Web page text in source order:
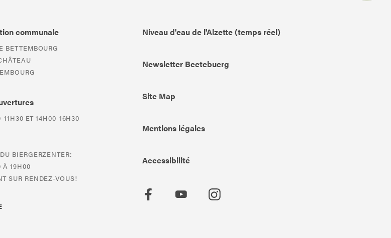
communale
BETTEMBOURG
11H30 ET 14H00-16H30
BIERGERZENTER:
À 19H00
SUR RENDEZ-VOUS!
Niveau d'eau de l'Alzette (temps réel)
Newsletter Beetebuerg
Site Map
Mentions légales
Accessibilité